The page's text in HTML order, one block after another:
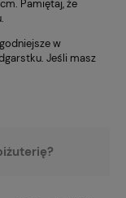
Pamiętaj, że
w
Jeśli masz